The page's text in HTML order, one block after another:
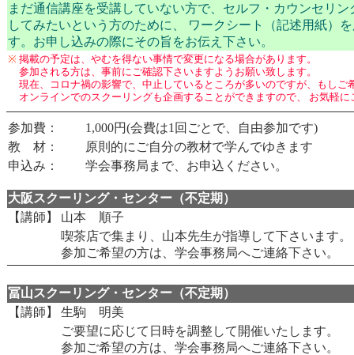
まだ通信講座を受講していない方で、セルフ・カウンセリン
してみたいという方のために、 ワークシート（記述用紙）
す。お申し込みの際にその旨をお伝え下さい。
※ 掲載の予定は、やむを得ない事情で変更になる場合があります。
参加される方は、事前にご確認下さいますようお願い致します。
現在、コロナ禍の影響で、中止しているところが多いのですが、もしご
オンラインでのスクーリングも企画することができますので、 お気軽に
参加費：
1,000円(会費は1回ごとで、自由参加です)
教 材：
原則的にご自分の教材で学んでゆきます
申込み：
学会事務局まで、お申込ください。
大阪スクーリング・センター（不定期）
【講師】
山本 順子
喫茶店で集まり、山本先生が指導して下さいます。
参加ご希望の方は、学会事務局へご連絡下さい。
冨山スクーリング・センター（不定期）
【講師】
生駒 明美
ご要望に応じて日時を調整して開催いたします。
参加ご希望の方は、学会事務局へご連絡下さい。